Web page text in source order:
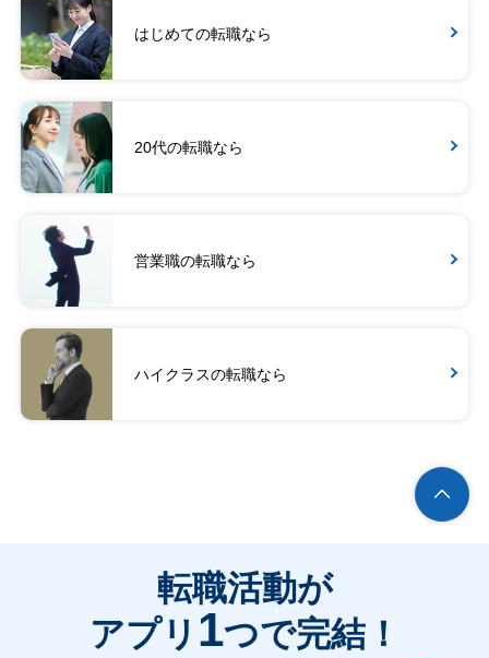
はじめての転職なら
20代の転職なら
営業職の転職なら
ハイクラスの転職なら
転職活動が
アプリ 1つで完結！